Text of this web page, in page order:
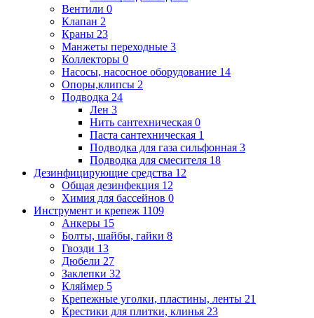
Вентили 0
Клапан 2
Краны 23
Манжеты переходные 3
Коллекторы 0
Насосы, насосное оборудование 14
Опоры,клипсы 2
Подводка 24
Лен 3
Нить сантехническая 0
Паста сантехническая 1
Подводка для газа сильфонная 3
Подводка для смесителя 18
Дезинфицирующие средства 12
Общая дезинфекция 12
Химия для бассейнов 0
Инструмент и крепеж 1109
Анкеры 15
Болты, шайбы, гайки 8
Гвозди 13
Дюбели 27
Заклепки 32
Кляймер 5
Крепежные уголки, пластины, ленты 21
Крестики для плитки, клинья 23